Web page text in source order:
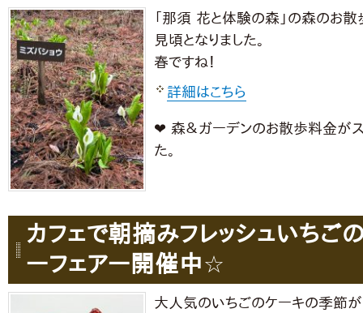
「那須 花と体験の森」の森のお散
見頃となりました。
春ですね！
詳細はこちら
❤︎ 森＆ガーデンのお散歩料金が
た。
カフェで朝摘みフレッシュいちご
ーフェアー開催中☆
大人気のいちごのケーキの季節が